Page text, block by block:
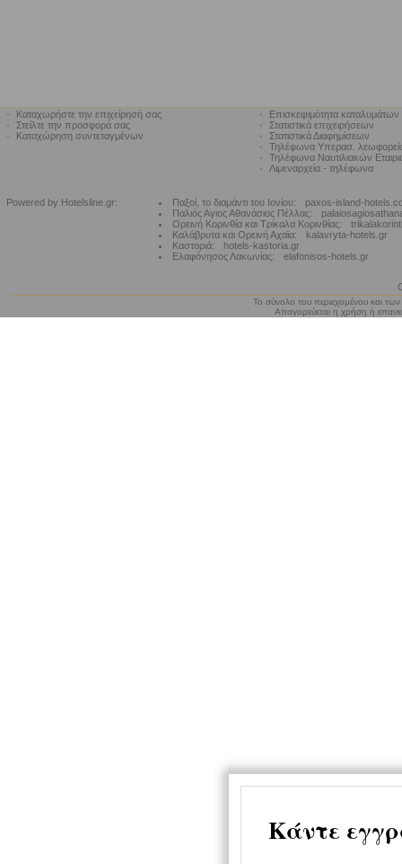
Καταχωρήστε την επιχείρησή σας
Στείλτε την προσφορά σας
Καταχώρηση συντεταγμένων
Επισκεψιμότητα καταλυμάτων
Στατιστικά επιχειρήσεων
Στατιστικά Διαφημίσεων
Τηλέφωνα Υπερασ.
Τηλέφωνα Ναυτιλιακών
Λιμεναρχεία - τηλέφωνα
Powered by Hotelsline.gr: Παξοί, το διαμάντι του Ιονίου:
paxos-island-
Παλιός Αγιος Αθανάσιος Πέλλας:
Ορεινή Κορινθία και Τρίκαλα Κορινθίας:
Καλάβρυτα και Ορεινή Αχαϊα:
kalavryta-hotels.gr
Καστοριά:
hotels-kastoria.gr
Ελαφόνησος Λακωνίας:
elafonisos-hotels.gr
Το σύνολο του περιεχομένου και
Απαγορεύεται η χρήση ή